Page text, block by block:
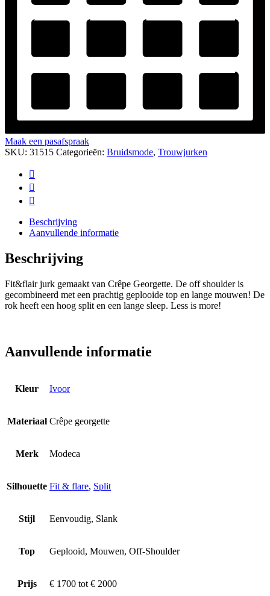
Maak een pasafspraak
SKU: 31515 Categorieën: Bruidsmode, Trouwjurken
Beschrijving
Aanvullende informatie
Beschrijving
Fit&flair jurk gemaakt van Crêpe Georgette. De off shoulder is
gecombineerd met een prachtig geplooide top en lange mouwen! De
rok heeft een hoog split en een lange sleep. Less is more!
Aanvullende informatie
Kleur Ivoor
Materiaal Crêpe georgette
Merk Modeca
Silhouette Fit & flare, Split
Stijl Eenvoudig, Slank
Top Geplooid, Mouwen, Off-Shoulder
Prijs € 1700 tot € 2000